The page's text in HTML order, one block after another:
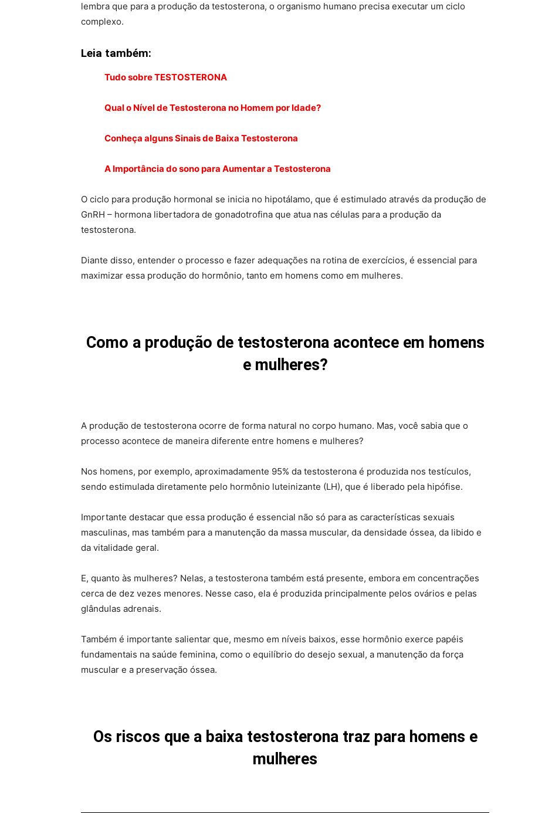
lembra que para a produção da testosterona, o organismo humano precisa executar um ciclo
complexo.
Leia também:
Tudo sobre TESTOSTERONA
Qual o Nível de Testosterona no Homem por Idade?
Conheça alguns Sinais de Baixa Testosterona
A Importância do sono para Aumentar a Testosterona
O ciclo para produção hormonal se inicia no hipotálamo, que é estimulado através da produção de
GnRH – hormona libertadora de gonadotrofina que atua nas células para a produção da
testosterona.
Diante disso, entender o processo e fazer adequações na rotina de exercícios, é essencial para
maximizar essa produção do hormônio, tanto em homens como em mulheres.
Como a produção de testosterona acontece em homens
e mulheres?
A produção de testosterona ocorre de forma natural no corpo humano. Mas, você sabia que o
processo acontece de maneira diferente entre homens e mulheres?
Nos homens, por exemplo, aproximadamente 95% da testosterona é produzida nos testículos,
sendo estimulada diretamente pelo hormônio luteinizante (LH), que é liberado pela hipófise.
Importante destacar que essa produção é essencial não só para as características sexuais
masculinas, mas também para a manutenção da massa muscular, da densidade óssea, da libido e
da vitalidade geral.
E, quanto às mulheres? Nelas, a testosterona também está presente, embora em concentrações
cerca de dez vezes menores. Nesse caso, ela é produzida principalmente pelos ovários e pelas
glândulas adrenais.
Também é importante salientar que, mesmo em níveis baixos, esse hormônio exerce papéis
fundamentais na saúde feminina, como o equilíbrio do desejo sexual, a manutenção da força
muscular e a preservação óssea.
Os riscos que a baixa testosterona traz para homens e
mulheres